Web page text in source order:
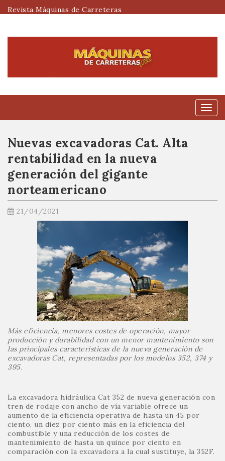
Revista Máquinas de Carreteras
Menú
Nuevas excavadoras Cat. Alta
rentabilidad en la nueva
generación del gigante
norteamericano
21/04/2021
Más eficiencia, menores costes de operación, mayor
producción y durabilidad con un menor mantenimiento son
las principales características de la nueva generación de
excavadoras Cat, representadas por los modelos 352, 374 y
395.
La excavadora hidráulica Cat 352 de nueva generación con
tren de rodaje con ancho de vía variable ofrece un
aumento de la eficiencia operativa de hasta un 45 por
ciento, un diez por ciento más en la eficiencia del
combustible y una reducción de los costes de
mantenimiento de hasta un quince por ciento en
comparación con la excavadora a la cual sustituye, la 352F.